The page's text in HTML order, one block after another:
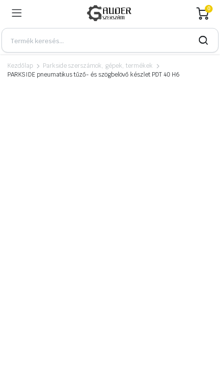
0
Kezdőlap
Parkside szerszámok, gépek, termékek
PARKSIDE pneumatikus tűző- és szögbelövő készlet PDT 40 H6